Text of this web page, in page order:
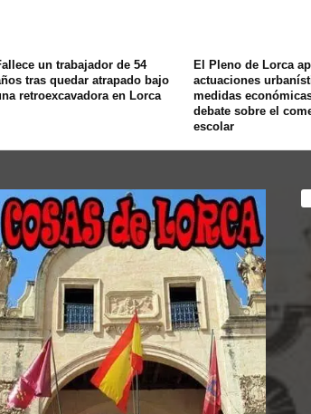
un trabajador de 54
tras quedar atrapado bajo
retroexcavadora en Lorca
El Pleno de Lorca
actuaciones
medidas
debate sobre el
escolar